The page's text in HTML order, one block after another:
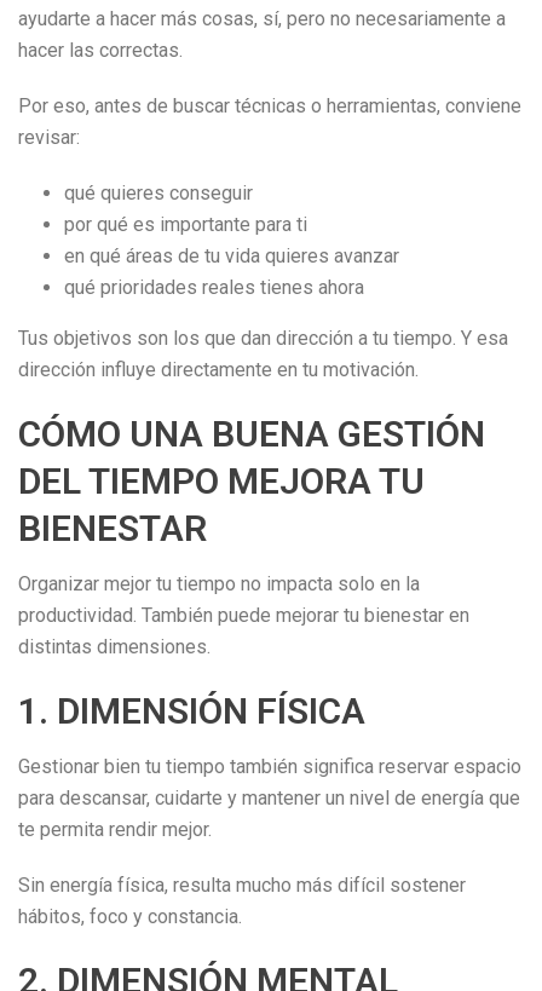
ayudarte a hacer más cosas, sí, pero no necesariamente a
hacer las correctas.
Por eso, antes de buscar técnicas o herramientas, conviene
revisar:
qué quieres conseguir
por qué es importante para ti
en qué áreas de tu vida quieres avanzar
qué prioridades reales tienes ahora
Tus objetivos son los que dan dirección a tu tiempo. Y esa
dirección influye directamente en tu motivación.
CÓMO UNA BUENA GESTIÓN
DEL TIEMPO MEJORA TU
BIENESTAR
Organizar mejor tu tiempo no impacta solo en la
productividad. También puede mejorar tu bienestar en
distintas dimensiones.
1. DIMENSIÓN FÍSICA
Gestionar bien tu tiempo también significa reservar espacio
para descansar, cuidarte y mantener un nivel de energía que
te permita rendir mejor.
Sin energía física, resulta mucho más difícil sostener
hábitos, foco y constancia.
2. DIMENSIÓN MENTAL